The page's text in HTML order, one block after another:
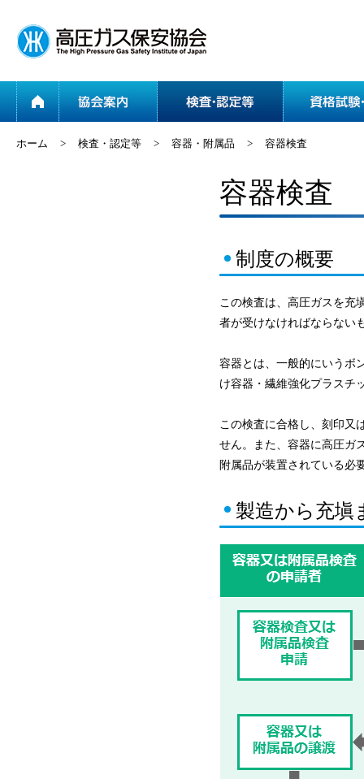
協会案内
ホーム > 検査・認定等 > 容器・附属品 > 容器検査
容器検査
制度の概要
この検査は、高圧ガスを充
者が受けなければならない
容器とは、一般的にいうボ
け容器・繊維強化プラスチ
この検査に合格し、刻印又
せん。また、容器に高圧ガ
附属品が装置されている必
製造から充塡